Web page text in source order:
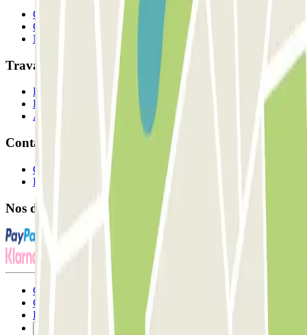
Qui sommes-nous ?
Comment ça marche?
Nos parkings
Travaillons ensemble?
Professionnels
Fournisseur de parking
Affiliés
Contact
Contactez-nous
FAQ
Nos différents modes de paiement:
Conditions générales d'utilisation et contrat
Conditions d'annulation
Politique relative aux cookies